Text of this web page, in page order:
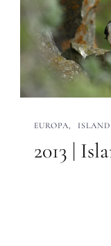
EUROPA ISLAND
2013 |